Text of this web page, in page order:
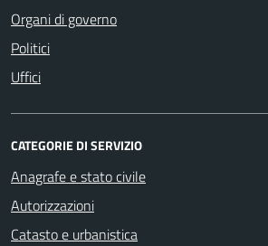
Organi di governo
Politici
Uffici
CATEGORIE DI SERVIZIO
Anagrafe e stato civile
Autorizzazioni
Catasto e urbanistica